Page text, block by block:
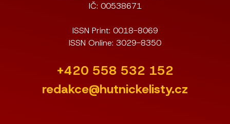
IČ: 00538671
ISSN Print: 0018-8069
ISSN Online: 3029-8350
+420 558 532 152
redakce@hutnickelisty.cz